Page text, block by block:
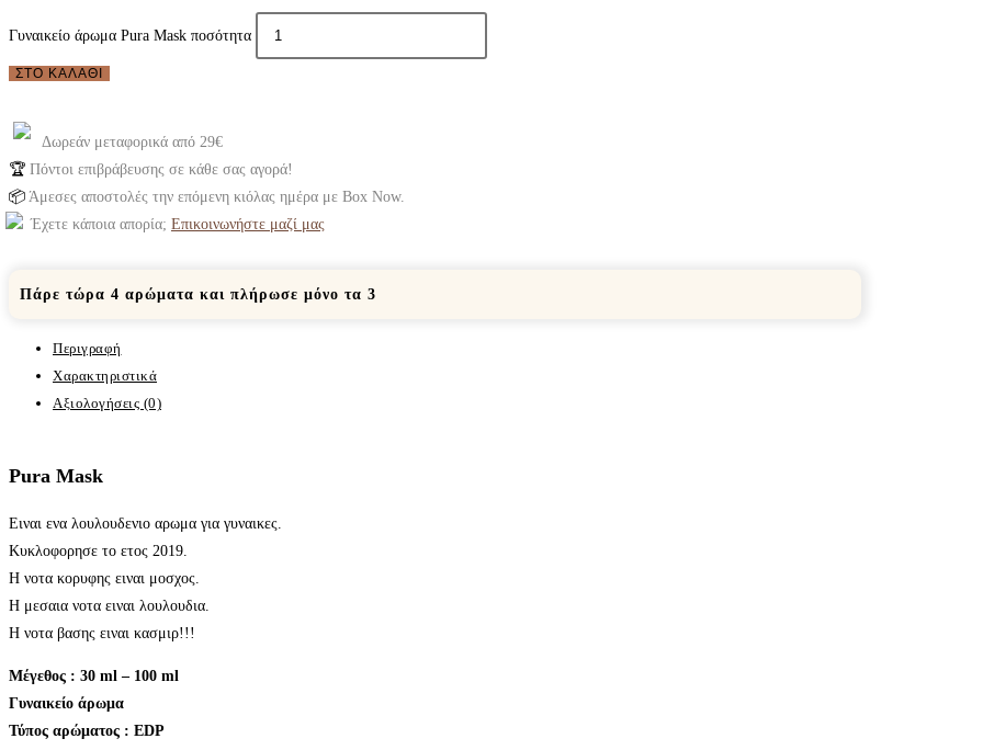
Γυναικείο άρωμα Pura Mask ποσότητα
ΣΤΟ ΚΑΛΆΘΙ
Δωρεάν μεταφορικά από 29€
🏆 Πόντοι επιβράβευσης σε κάθε σας αγορά!
📦 Άμεσες αποστολές την επόμενη κιόλας ημέρα με Box Now.
Έχετε κάποια απορία; Επικοινωνήστε μαζί μας
Πάρε τώρα 4 αρώματα και πλήρωσε μόνο τα 3
Περιγραφή
Χαρακτηριστικά
Αξιολογήσεις (0)
Pura Mask
Ειναι ενα λουλουδενιο αρωμα για γυναικες.
Κυκλοφορησε το ετος 2019.
Η νοτα κορυφης ειναι μοσχος.
Η μεσαια νοτα ειναι λουλουδια.
Η νοτα βασης ειναι κασμιρ!!!
Μέγεθος : 30 ml – 100 ml
Γυναικείο άρωμα
Τύπος αρώματος : ΕDP